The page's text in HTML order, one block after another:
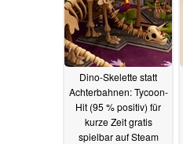
Dino-Skelette statt
Achterbahnen: Tycoon-
Hit (95 % positiv) für
kurze Zeit gratis
spielbar auf Steam